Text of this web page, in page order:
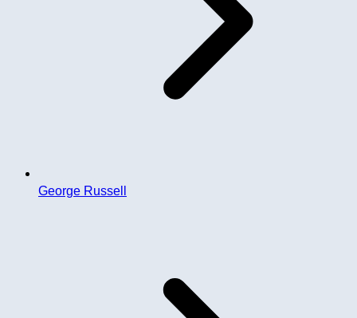
George Russell